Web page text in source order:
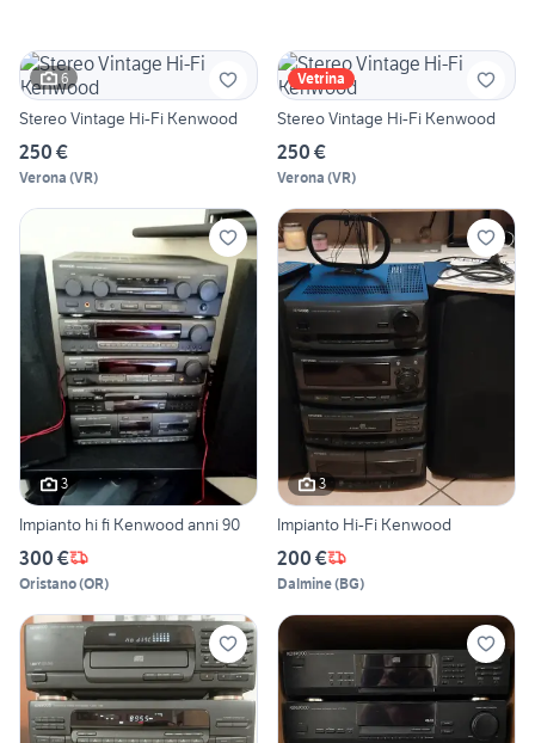
6
Stereo Vintage Hi-Fi Kenwood
250 €
Verona (VR)
Vetrina
Stereo Vintage Hi-Fi Kenwood
250 €
Verona (VR)
3
Impianto hi fi Kenwood anni 90
300 €
Oristano(OR)
3
Impianto Hi-Fi Kenwood
200 €
Dalmine(BG)